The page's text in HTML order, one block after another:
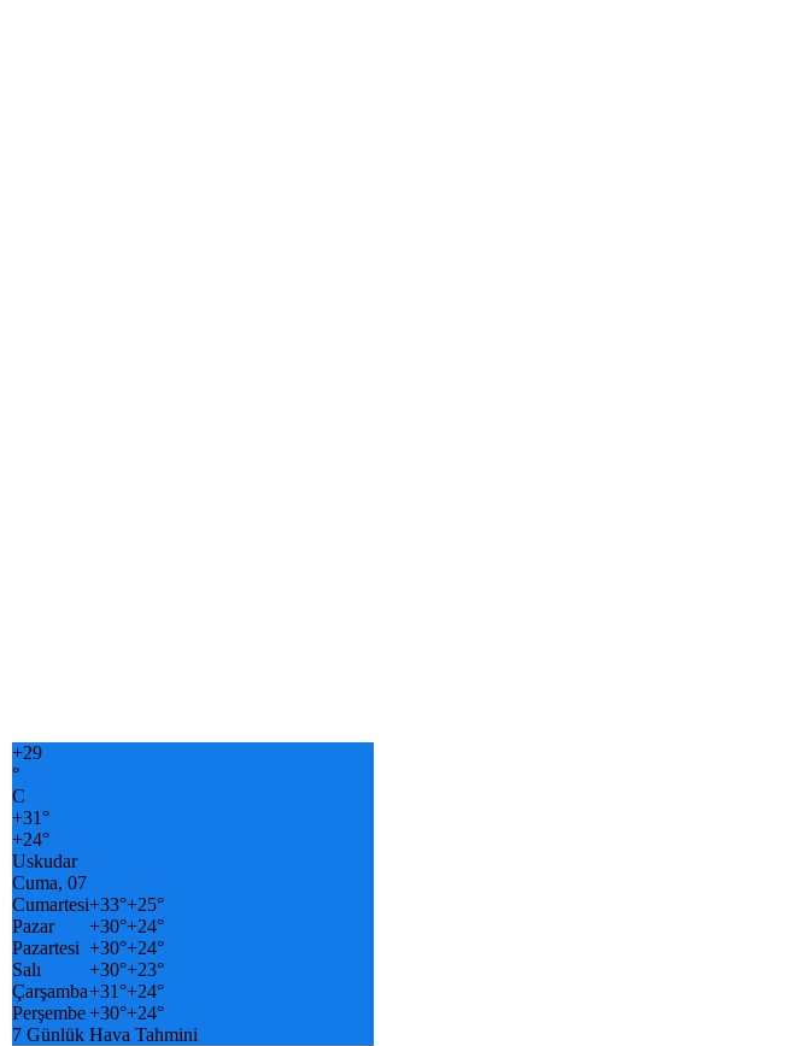
+29
°
C
+31°
+24°
Uskudar
Cuma, 07
Cumartesi+33°+25°
Pazar
+30°+24°
Pazartesi +30°+24°
Salı
+30°+23°
Çarşamba+31°+24°
Perşembe+30°+24°
7 Günlük Hava Tahmini